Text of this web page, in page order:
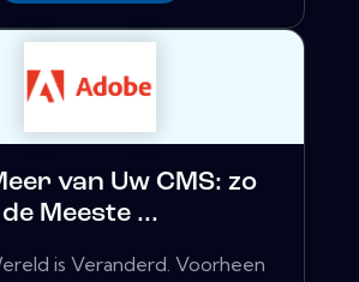
van Uw CMS: zo
Meeste ...
is Veranderd. Voorheen